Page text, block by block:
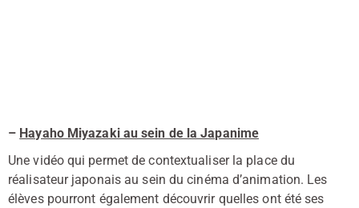
– Hayaho Miyazaki au sein de la Japanime
Une vidéo qui permet de contextualiser la place du
réalisateur japonais au sein du cinéma d’animation. Les
élèves pourront également découvrir quelles ont été ses